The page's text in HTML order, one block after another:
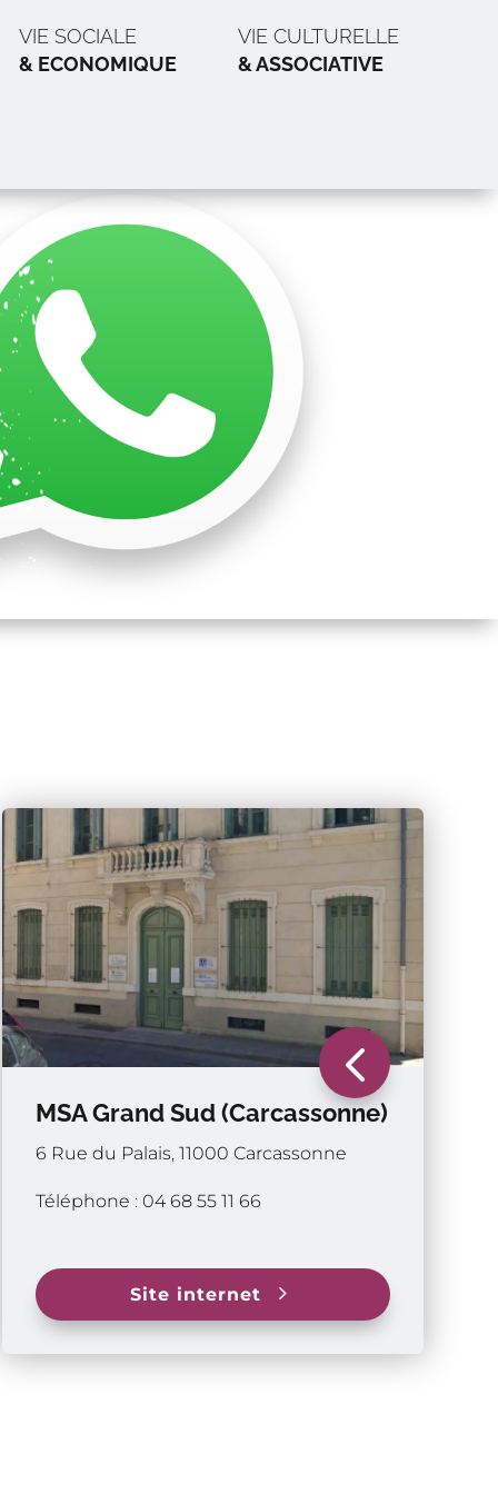
VIE SOCIALE
& ECONOMIQUE
VIE CULTURELLE
& ASSOCIATIVE
MSA Grand Sud (Carcassonne)
6 Rue du Palais, 11000 Carcassonne
Téléphone : 04 68 55 11 66
Site internet 5
4